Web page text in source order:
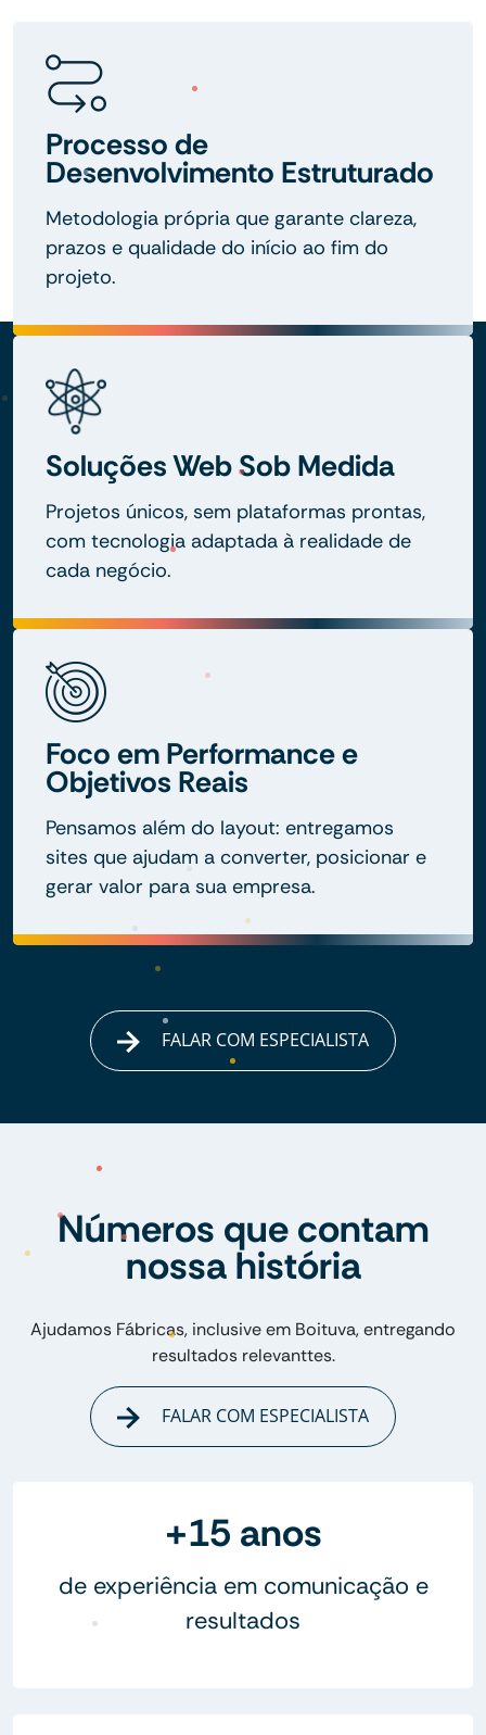
Processo de
Desenvolvimento Estruturado
Metodologia própria que garante clareza,
prazos e qualidade do início ao fim do
projeto.
Soluções Web Sob Medida
Projetos únicos, sem plataformas prontas,
com tecnologia adaptada à realidade de
cada negócio.
Foco em Performance e
Objetivos Reais
Pensamos além do layout: entregamos
sites que ajudam a converter, posicionar e
gerar valor para sua empresa.
FALAR COM ESPECIALISTA
Números que contam
nossa história
Ajudamos Fábricas, inclusive em Boituva, entregando
resultados relevanttes.
FALAR COM ESPECIALISTA
+15 anos
de experiência em comunicação e
resultados